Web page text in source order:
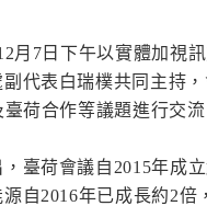
月7日下午以實體加視
代表白瑞樸共同主持
荷合作等議題進行交流
臺荷會議自2015年成
自2016年已成長約2倍